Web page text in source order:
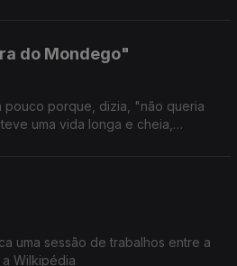
do Mondego"
pouco porque, dizia, "não queria
uma vida longa e cheia,
uma sessão de trabalhos entre a
a Wilkipédia